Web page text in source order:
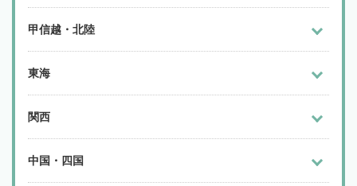
甲信越・北陸
東海
関西
中国・四国